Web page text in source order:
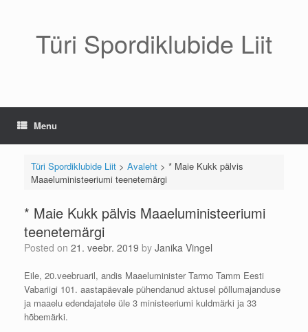
Türi Spordiklubide Liit
Menu
Türi Spordiklubide Liit> Avaleht> * Maie Kukk pälvis
Maaeluministeeriumi teenetemärgi
* Maie Kukk pälvis Maaeluministeeriumi
teenetemärgi
Posted on 21. veebr. 2019 by Janika Vingel
Eile, 20.veebruaril, andis Maaeluminister Tarmo Tamm Eesti
Vabariigi 101. aastapäevale pühendanud aktusel põllumajanduse
ja maaelu edendajatele üle 3 ministeeriumi kuldmärki ja 33
hõbemärki.